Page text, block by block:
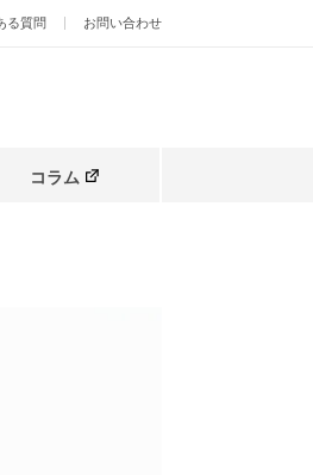
る質問 お問い合わせ
コラム